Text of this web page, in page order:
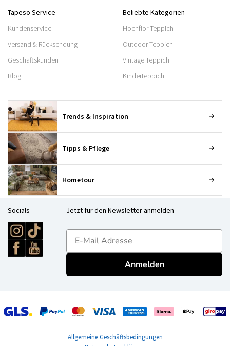
Tapeso Service
Kundenservice
Versand & Rücksendung
Geschäftskunden
Blog
Beliebte Kategorien
Hochflor Teppich
Outdoor Teppich
Vintage Teppich
Kinderteppich
Trends & Inspiration
Tipps & Pflege
Hometour
Socials Jetzt für den Newsletter anmelden
E-mailadres
Anmelden
Allgemeine Geschäftsbedingungen